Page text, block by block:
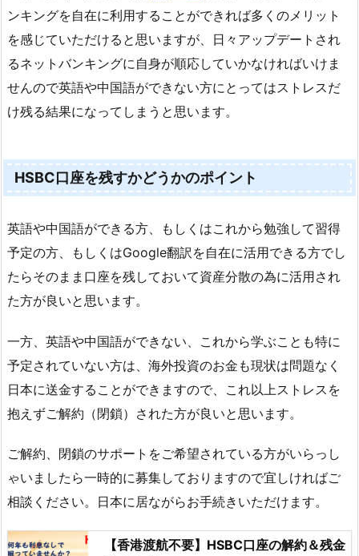
ンキングを自在に利用することができれば多くのメリット
を感じていただけると思いますが、日々アップデートされ
るネットバンキングに自身が順応していかなければいけま
せんので英語や中国語ができない方にとってはストレスだ
け残る結果になってしまうと思います。
HSBC口座を残すかどうかのポイント
英語や中国語ができる方、もしくはこれから勉強して習得
予定の方、もしくはGoogle翻訳を自在に活用できる方でし
たらそのまま口座を残しておいて資産分散の為に活用され
た方が良いと思います。
一方、英語や中国語ができない、これから学ぶことも特に
予定されていない方は、海外投資のお金も現状は問題なく
日本に送金することができますので、これ以上ストレスを
抱えずご解約（閉鎖）された方が良いと思います。
ご解約、閉鎖のサポートをご希望されている方がいらっし
ゃいましたら一時的に募集しておりますので宜しければご
相談ください。日本に居ながらお手続きいただけます。
【香港渡航不要】HSBC口座の解約＆残金